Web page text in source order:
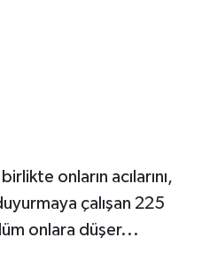
onların acılarını,
çalışan 225
onlara düşer...